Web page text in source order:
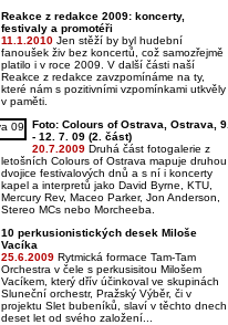
Reakce z redakce 2009: koncerty,
festivaly a promotéři
11.1.2010 Jen stěží by byl hudební
fanoušek živ bez koncertů, což samozřejmě
platilo i v roce 2009. V další části naší
Reakce z redakce zavzpomínáme na ty,
které nám s pozitivními vzpomínkami utkvěly
v paměti.
Foto: Colours of Ostrava, Ostrava, 9.
- 12. 7. 09 (2. část)
20.7.2009 Druhá část fotogalerie z
letošních Colours of Ostrava mapuje druhou
dvojice festivalových dnů a s ní i koncerty
kapel a interpretů jako David Byrne, KTU,
Mercury Rev, Maceo Parker, Jon Anderson,
Stereo MCs nebo Morcheeba.
10 perkusionistických desek Miloše
Vacíka
25.6.2009 Rytmická formace Tam-Tam
Orchestra v čele s perkusisitou Milošem
Vacíkem, který dřív účinkoval ve skupinách
Sluneční orchestr, Pražský Výběr, či v
projektu Slet bubeníků, slaví v těchto dnech
deset let od svého založení...